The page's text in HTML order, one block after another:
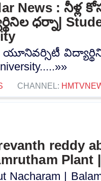
News : నీళ్ల
ధర్నా|
యూనివర్సిటీ
CHANNEL:
reddy
Plant
Nacharam |